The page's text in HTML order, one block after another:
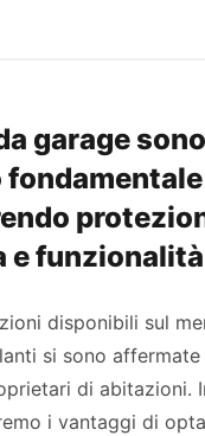
garage
e
disponibili sul
si sono
di abitazioni.
i vantaggi di